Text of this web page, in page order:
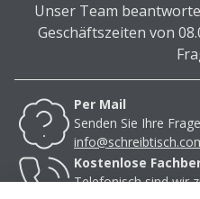
Unser Team
Geschäftszeiten von
Per Mail
Senden Sie Ihre
Kostenlose
Telefonisch sind wir